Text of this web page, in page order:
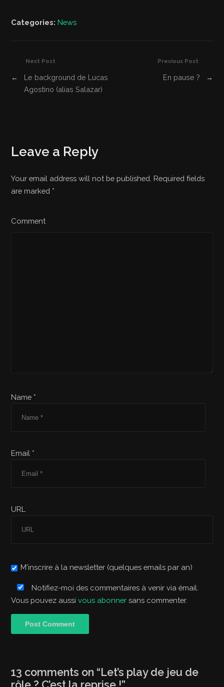
Categories:News
Previous Post
En pause ? →
Next Post
←
Le background de Lucas
Agostino (alias Salazar)
Leave a Reply
Your email address will not be published. Required fields
are marked *
Comment
Name *
Email *
URL
M'inscrire à la newsletter (quelques emails par an)
Notifiez-moi des commentaires à venir via émail.
Vous pouvez aussivous abonner sans commenter.
13 comments on “ Let’s play de jeu de